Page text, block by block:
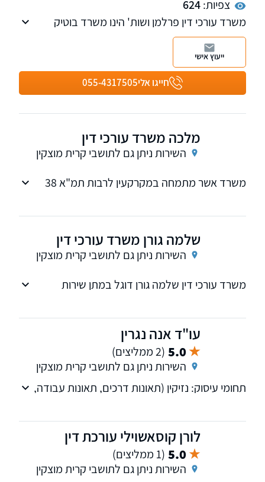
צפיות:624
משרד עורכי דין פרלמן ושות' הינו משרד בוטיק
מוביל, העוסק במגוון רחב של תחומי המשפט
האזרחי-מסחרי, ומעניק שירותים משפטיים
מקצועיים, יצירתיים ומותאמים אישית לחברות,
עמותות ולקוחות פרטיים. המשרד חרט על דגלו
מצוינות, שקיפות ומחויבות עמוקה לכל לקוח,
חייגו אלי055-4317505
ייעוץ אישי
מלכה משרד עורכי דין
השירות ניתן גם לתושבי קרית מוצקין
משרד אשר מתמחה במקרקעין לרבות תמ"א 38
שלמה גורן משרד עורכי דין
השירות ניתן גם לתושבי קרית מוצקין
משרד עורכי דין שלמה גורן דוגל במתן שירות
עו"ד אנה נגרין
5.0 (2 ממליצים)
השירות ניתן גם לתושבי קרית מוצקין
תחומי עיסוק: נזיקין (תאונות דרכים, תאונות עבודה,
לורן קוסאשוילי עורכת דין
5.0 (1 ממליצים)
השירות ניתן גם לתושבי קרית מוצקין